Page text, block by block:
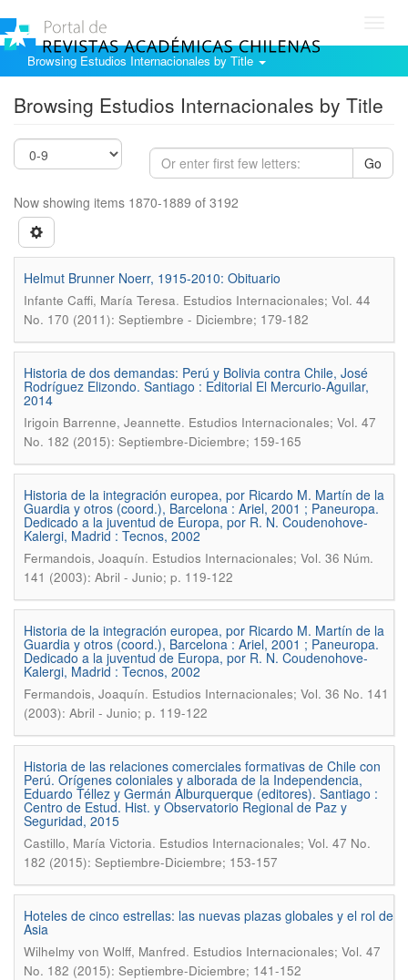
Browsing Estudios Internacionales by Title
Browsing Estudios Internacionales by Title
Go
Now showing items 1870-1889 of 3192
Helmut Brunner Noerr, 1915-2010: Obituario
Infante Caffi, María Teresa. Estudios Internacionales; Vol. 44
No. 170 (2011): Septiembre - Diciembre; 179-182
Historia de dos demandas: Perú y Bolivia contra Chile, José
Rodríguez Elizondo. Santiago : Editorial El Mercurio-Aguilar,
2014
Irigoin Barrenne, Jeannette. Estudios Internacionales; Vol. 47
No. 182 (2015): Septiembre-Diciembre; 159-165
Historia de la integración europea, por Ricardo M. Martín de la
Guardia y otros (coord.), Barcelona : Ariel, 2001 ; Paneuropa.
Dedicado a la juventud de Europa, por R. N. Coudenohove-
Kalergi, Madrid : Tecnos, 2002
Fermandois, Joaquín. Estudios Internacionales; Vol. 36 Núm.
141 (2003): Abril - Junio; p. 119-122
Historia de la integración europea, por Ricardo M. Martín de la
Guardia y otros (coord.), Barcelona : Ariel, 2001 ; Paneuropa.
Dedicado a la juventud de Europa, por R. N. Coudenohove-
Kalergi, Madrid : Tecnos, 2002
Fermandois, Joaquín. Estudios Internacionales; Vol. 36 No. 141
(2003): Abril - Junio; p. 119-122
Historia de las relaciones comerciales formativas de Chile con
Perú. Orígenes coloniales y alborada de la Independencia,
Eduardo Téllez y Germán Alburquerque (editores). Santiago :
Centro de Estud. Hist. y Observatorio Regional de Paz y
Seguridad, 2015
Castillo, María Victoria. Estudios Internacionales; Vol. 47 No.
182 (2015): Septiembre-Diciembre; 153-157
Hoteles de cinco estrellas: las nuevas plazas globales y el rol de
Asia
Wilhelmy von Wolff, Manfred. Estudios Internacionales; Vol. 47
No. 182 (2015): Septiembre-Diciembre; 141-152